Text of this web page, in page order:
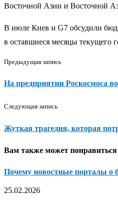
Восточной Азии и Восточной
В июле Киев и G7 обсудили
в оставшиеся месяцы текущего
Предыдущая запись
На предприятии Роскосмоса
Следующая запись
Жуткая трагедия, которая
Вам также может понравиться
Почему новостные порталы о
25.02.2026